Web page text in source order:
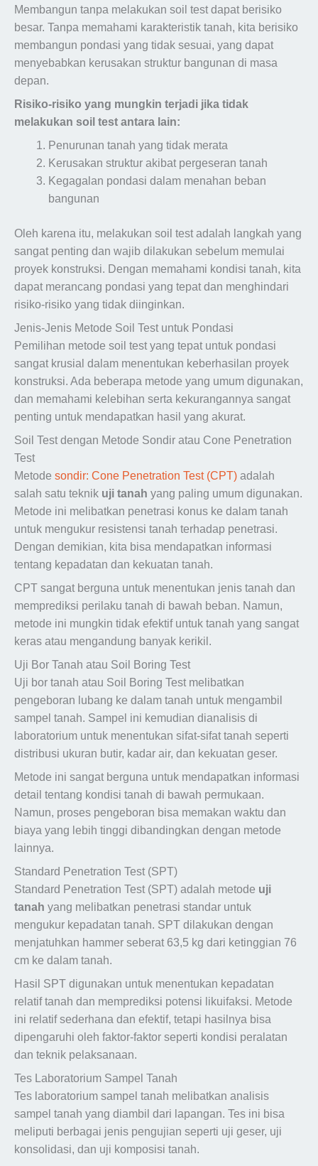
Membangun tanpa melakukan soil test dapat berisiko
besar. Tanpa memahami karakteristik tanah, kita berisiko
membangun pondasi yang tidak sesuai, yang dapat
menyebabkan kerusakan struktur bangunan di masa
depan.
Risiko-risiko yang mungkin terjadi jika tidak
melakukan soil test antara lain:
Penurunan tanah yang tidak merata
Kerusakan struktur akibat pergeseran tanah
Kegagalan pondasi dalam menahan beban
bangunan
Oleh karena itu, melakukan soil test adalah langkah yang
sangat penting dan wajib dilakukan sebelum memulai
proyek konstruksi. Dengan memahami kondisi tanah, kita
dapat merancang pondasi yang tepat dan menghindari
risiko-risiko yang tidak diinginkan.
Jenis-Jenis Metode Soil Test untuk Pondasi
Pemilihan metode soil test yang tepat untuk pondasi
sangat krusial dalam menentukan keberhasilan proyek
konstruksi. Ada beberapa metode yang umum digunakan,
dan memahami kelebihan serta kekurangannya sangat
penting untuk mendapatkan hasil yang akurat.
Soil Test dengan Metode Sondir atau Cone Penetration
Test
Metode sondir: Cone Penetration Test (CPT) adalah
salah satu teknik uji tanah yang paling umum digunakan.
Metode ini melibatkan penetrasi konus ke dalam tanah
untuk mengukur resistensi tanah terhadap penetrasi.
Dengan demikian, kita bisa mendapatkan informasi
tentang kepadatan dan kekuatan tanah.
CPT sangat berguna untuk menentukan jenis tanah dan
memprediksi perilaku tanah di bawah beban. Namun,
metode ini mungkin tidak efektif untuk tanah yang sangat
keras atau mengandung banyak kerikil.
Uji Bor Tanah atau Soil Boring Test
Uji bor tanah atau Soil Boring Test melibatkan
pengeboran lubang ke dalam tanah untuk mengambil
sampel tanah. Sampel ini kemudian dianalisis di
laboratorium untuk menentukan sifat-sifat tanah seperti
distribusi ukuran butir, kadar air, dan kekuatan geser.
Metode ini sangat berguna untuk mendapatkan informasi
detail tentang kondisi tanah di bawah permukaan.
Namun, proses pengeboran bisa memakan waktu dan
biaya yang lebih tinggi dibandingkan dengan metode
lainnya.
Standard Penetration Test (SPT)
Standard Penetration Test (SPT) adalah metode uji
tanah yang melibatkan penetrasi standar untuk
mengukur kepadatan tanah. SPT dilakukan dengan
menjatuhkan hammer seberat 63,5 kg dari ketinggian 76
cm ke dalam tanah.
Hasil SPT digunakan untuk menentukan kepadatan
relatif tanah dan memprediksi potensi likuifaksi. Metode
ini relatif sederhana dan efektif, tetapi hasilnya bisa
dipengaruhi oleh faktor-faktor seperti kondisi peralatan
dan teknik pelaksanaan.
Tes Laboratorium Sampel Tanah
Tes laboratorium sampel tanah melibatkan analisis
sampel tanah yang diambil dari lapangan. Tes ini bisa
meliputi berbagai jenis pengujian seperti uji geser, uji
konsolidasi, dan uji komposisi tanah.